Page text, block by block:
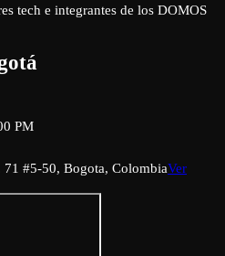
tech e integrantes de los DOMOS
PM
71 #5-50, Bogota, ColombiaVer